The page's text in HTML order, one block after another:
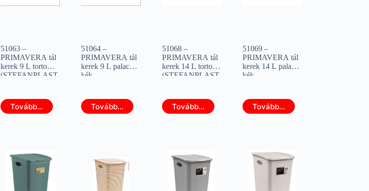
51063 –
PRIMAVERA tál
kerek 9 L torto
(STEFANPLAST
Tovább...
51064 –
PRIMAVERA tál
kerek 9 L palace
kék
Tovább...
51068 –
PRIMAVERA tál
kerek 14 L torto
(STEFANPLAST
Tovább...
51069 –
PRIMAVERA tál
kerek 14 L palace
kék
Tovább...